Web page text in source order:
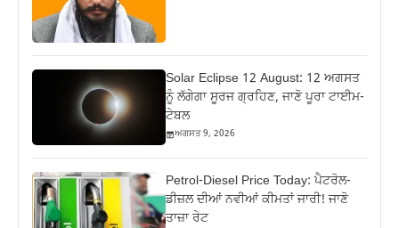
Solar Eclipse 12 August: 12 ਅਗਸਤ
ਨੂੰ ਲੱਗੇਗਾ ਸੂਰਜ ਗ੍ਰਹਿਣ, ਜਾਣੋ ਪੂਰਾ ਟਾਈਮ-
ਟੇਬਲ
ਅਗਸਤ 9, 2026
Petrol-Diesel Price Today: ਪੈਟਰੋਲ-
ਡੀਜ਼ਲ ਦੀਆਂ ਨਵੀਆਂ ਕੀਮਤਾਂ ਜਾਰੀ! ਜਾਣੋ
ਤਾਜ਼ਾ ਰੇਟ